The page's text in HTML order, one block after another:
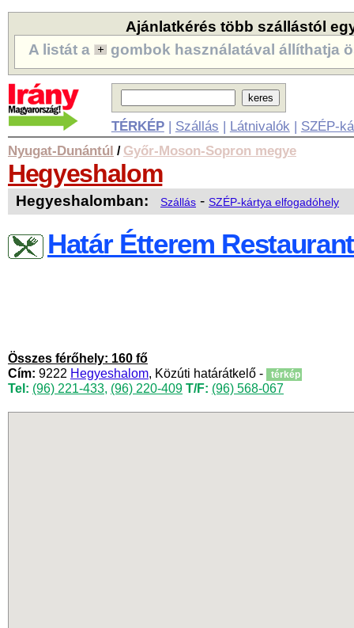
Ajánlatkérés több szállástól
A listát a
gombok használatával állíthatja
TÉRKÉP| Szállás | Látnivalók | SZÉP-
Nyugat-Dunántúl / Győr-Moson-Sopron megye
Hegyeshalom
Hegyeshalomban: Szállás - SZÉP-kártya elfogadóhely
Határ Étterem Restaurant
Összes férőhely: 160 fő
Cím: 9222 Hegyeshalom, Közúti határátkelő - térkép
Tel: (96) 221-433, (96) 220-409 T/F: (96) 568-067